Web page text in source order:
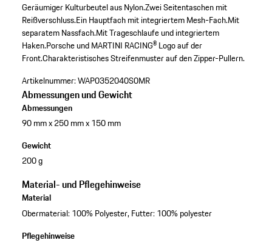
Geräumiger Kulturbeutel aus Nylon.Zwei Seitentaschen mit
Reißverschluss.Ein Hauptfach mit integriertem Mesh-Fach.Mit
separatem Nassfach.Mit Trageschlaufe und integriertem
Haken.Porsche und MARTINI RACING® Logo auf der
Front.Charakteristisches Streifenmuster auf den Zipper-Pullern.
Artikelnummer:WAP0352040S0MR
Abmessungen und Gewicht
Abmessungen
90 mm x 250 mm x 150 mm
Gewicht
200 g
Material- und Pflegehinweise
Material
Obermaterial: 100% Polyester, Futter: 100% polyester
Pflegehinweise